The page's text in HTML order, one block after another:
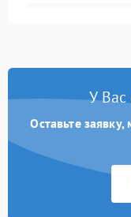
Проблемы с набором
Не работает сушилка
Сбои в работе
У Вас
Оставьте